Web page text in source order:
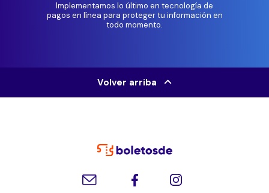
Implementamos lo último en tecnología de
pagos en línea para proteger tu información en
todo momento.
Volver arriba